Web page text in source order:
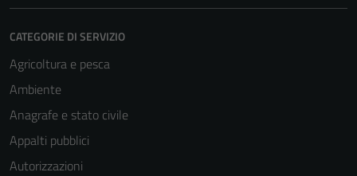
CATEGORIE DI SERVIZIO
Agricoltura e pesca
Ambiente
Anagrafe e stato civile
Appalti pubblici
Autorizzazioni